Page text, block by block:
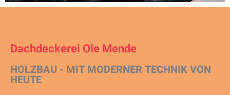
Dachdeckerei Ole Mende
HOLZBAU - MIT MODERNER TECHNIK VON
HEUTE